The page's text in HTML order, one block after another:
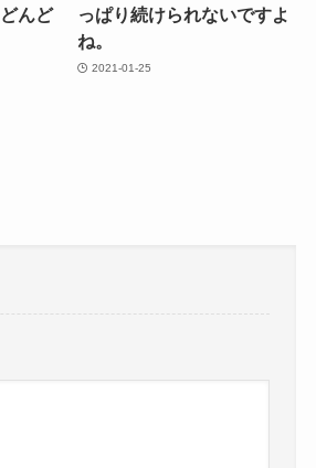
んど
っぱり続けられないですよ
ね。
2021-01-25